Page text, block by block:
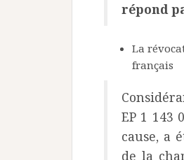
répond
La
français
EP 1 143
cause, a
de la